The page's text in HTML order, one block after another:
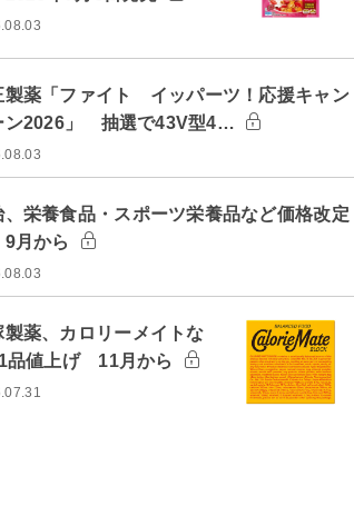
製薬「ファイト イッパーツ！応援キャン
ン2026」 抽選で43V型4…
、栄養食品・スポーツ栄養品など価格改定
月から
製薬、カロリーメイトな
品値上げ 11月から